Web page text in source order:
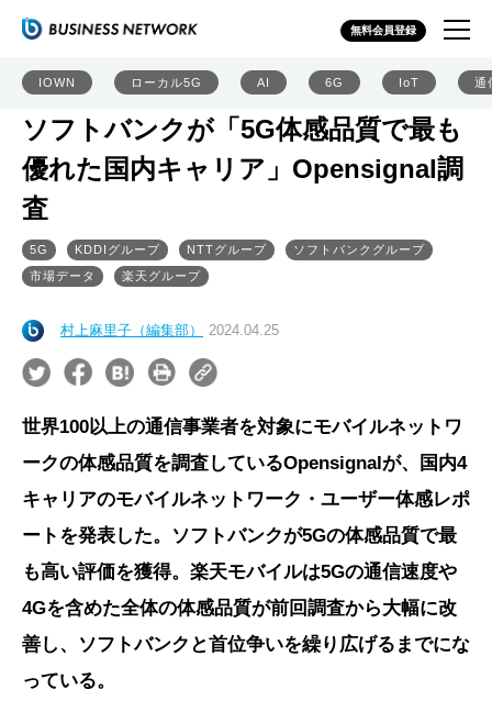
無料会員登録
IOWN ローカル5G AI 6G IoT 通
ソフトバンクが「5G体感品質で最も
優れた国内キャリア」Opensignal調
査
5G KDDIグループ NTTグループ
ソフトバンクグループ
市場データ
楽天グループ
村上麻里子（編集部） 2024.04.25
世界100以上の通信事業者を対象にモバイルネットワ
ークの体感品質を調査しているOpensignalが、国内4
キャリアのモバイルネットワーク・ユーザー体感レポ
ートを発表した。ソフトバンクが5Gの体感品質で最
も高い評価を獲得。楽天モバイルは5Gの通信速度や
4Gを含めた全体の体感品質が前回調査から大幅に改
善し、ソフトバンクと首位争いを繰り広げるまでにな
っている。